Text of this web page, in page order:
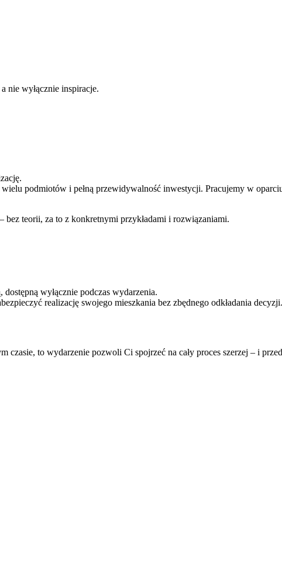
nie wyłącznie inspiracje.
podmiotów i pełną przewidywalność inwestycji. Pracujemy w
teorii, za to z konkretnymi przykładami i rozwiązaniami.
wyłącznie podczas wydarzenia.
realizację swojego mieszkania bez zbędnego odkładania decyzji.
czasie, to wydarzenie pozwoli Ci spojrzeć na cały proces szerzej – i